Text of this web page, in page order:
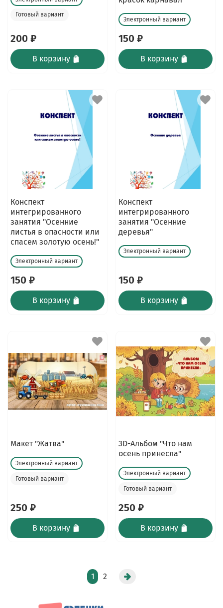
Готовый вариант
200 ₽
В корзину
Электронный вариант
150 ₽
В корзину
Конспект
интегрированного
занятия "Осенние
листья в опасности или
спасем золотую осень!"
Электронный вариант
150 ₽
В корзину
Конспект
интегрированного
занятия "Осенние
деревья"
Электронный вариант
150 ₽
В корзину
Макет "Жатва"
Электронный вариант
Готовый вариант
250 ₽
В корзину
3D-Альбом "Что нам
осень принесла"
Электронный вариант
Готовый вариант
250 ₽
В корзину
1 2